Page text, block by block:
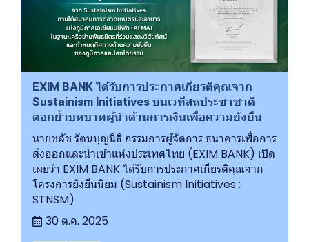
EXIM BANK ได้รับการประกาศเกียรติคุณจาก
Sustainism Initiatives บนเวทีสหประชาชาติ
ตอกย้ำบทบาทผู้นำด้านการเงินเพื่อความยั่งยืน
นายชลัช รัตนบุญนิธิ กรรมการผู้จัดการ ธนาคารเพื่อการ
ส่งออกและนำเข้าแห่งประเทศไทย (EXIM BANK) เปิด
เผยว่า EXIM BANK ได้รับการประกาศเกียรติคุณจาก
โครงการยั่งยืนนิยม (Sustainism Initiatives :
STNSM)
30 ต.ค. 2025